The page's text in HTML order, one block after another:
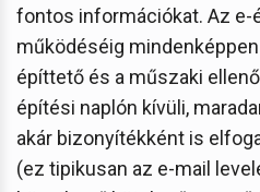
fontos információkat. Az
működéséig
építtető és a műszaki
építési naplón kívüli,
akár bizonyítékként is
(ez tipikusan az e-mail